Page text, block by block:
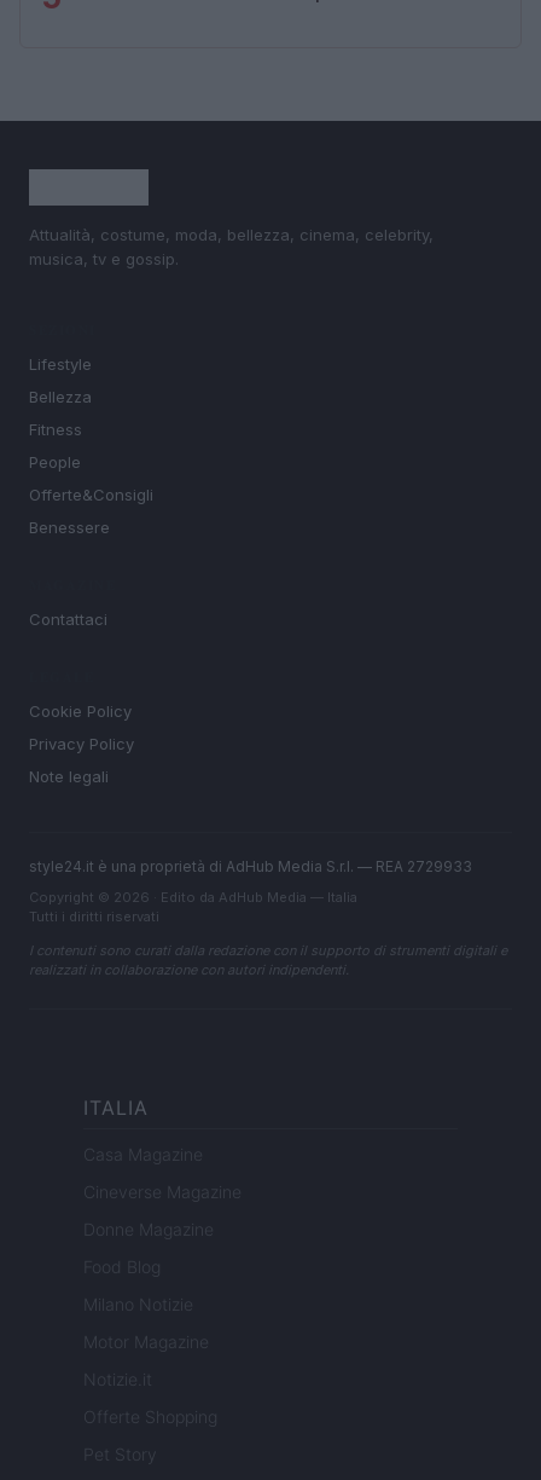
Attualità, costume, moda, bellezza, cinema, celebrity,
musica, tv e gossip.
Lifestyle
Bellezza
Fitness
People
Offerte&Consigli
Benessere
Contattaci
Cookie Policy
Privacy Policy
Note legali
style24.it è una proprietà di AdHub Media S.r.l. — REA 2729933
Copyright © 2026 · Edito da AdHub Media — Italia
Tutti i diritti riservati
I contenuti sono curati dalla redazione con il supporto di strumenti digitali e
realizzati in collaborazione con autori indipendenti.
ITALIA
Casa Magazine
Cineverse Magazine
Donne Magazine
Food Blog
Milano Notizie
Motor Magazine
Notizie.it
Offerte Shopping
Pet Story